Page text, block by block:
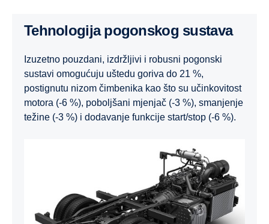
Tehnologija pogonskog sustava
Izuzetno pouzdani, izdržljivi i robusni pogonski
sustavi omogućuju uštedu goriva do 21 %,
postignutu nizom čimbenika kao što su učinkovitost
motora (-6 %), poboljšani mjenjač (-3 %), smanjenje
težine (-3 %) i dodavanje funkcije start/stop (-6 %).